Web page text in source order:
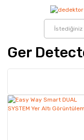
Ger